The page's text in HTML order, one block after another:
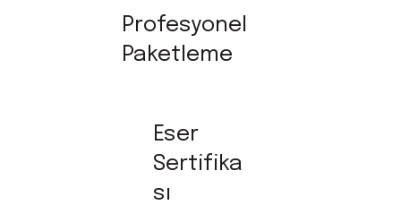
Profesyonel
Paketleme
Eser
Sertifika
sı